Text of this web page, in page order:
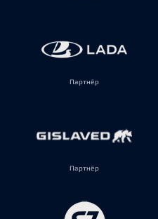
Партнёр
Партнёр